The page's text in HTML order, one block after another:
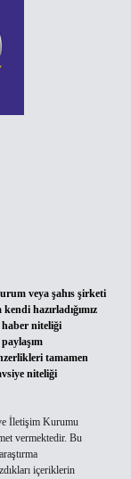
veya şahıs şirketi
hazırladığımız
haber niteliği
tamamen
niteliği
İletişim Kurumu
vermektedir. Bu
içeriklerin